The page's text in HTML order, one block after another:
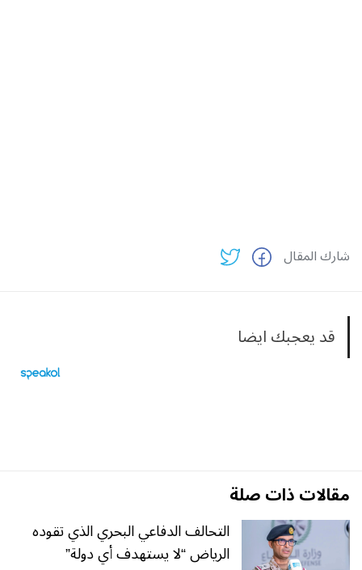
شارك المقال
قد يعجبك ايضا
مقالات ذات صلة
التحالف الدفاعي البحري الذي تقوده
الرياض “لا يستهدف أي دولة”